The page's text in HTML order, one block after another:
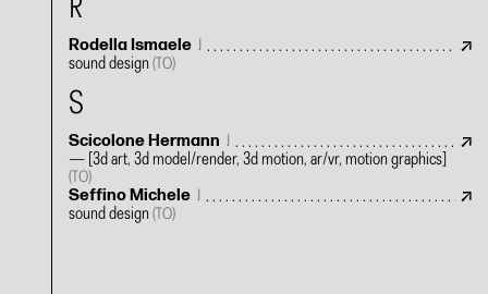
R
Rodella Ismaele J
sound design (TO)
S
Scicolone Hermann J
— [3d art, 3d model/render, 3d motion, ar/vr, motion graphics]
(TO)
Seffino Michele J
sound design (TO)